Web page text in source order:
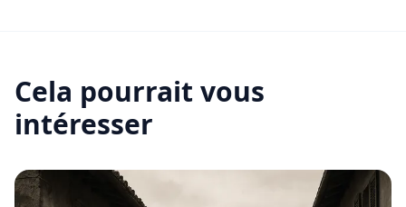
Cela pourrait vous
intéresser